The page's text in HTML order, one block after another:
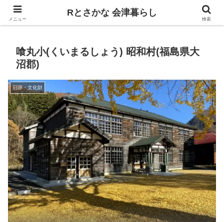
飲食、観光、イベント。食べて遊ぶ
喰丸小(くいまるしょう) 昭和村(福島県大
沼郡)
旧跡・文化財
メニュー
Rとさかな 会津暮らし
検索